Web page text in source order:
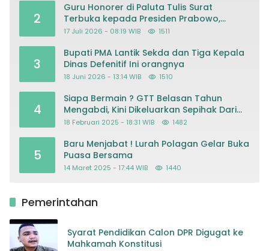
2
Guru Honorer di Paluta Tulis Surat
Terbuka kepada Presiden Prabowo,
Mohon Keadilan atas Dugaan
17 Juli 2026 - 08:19 WIB 1511
3
Bupati PMA Lantik Sekda dan Tiga Kepala
Dinas Defenitif Ini orangnya
18 Juni 2026 - 13:14 WIB 1510
4
Siapa Bermain ? GTT Belasan Tahun
Mengabdi, Kini Dikeluarkan Sepihak Dari
Dapodik
18 Februari 2025 - 18:31 WIB 1482
5
Baru Menjabat ! Lurah Polagan Gelar Buka
Puasa Bersama
14 Maret 2025 - 17:44 WIB 1440
Pemerintahan
Syarat Pendidikan Calon DPR Digugat ke
Mahkamah Konstitusi